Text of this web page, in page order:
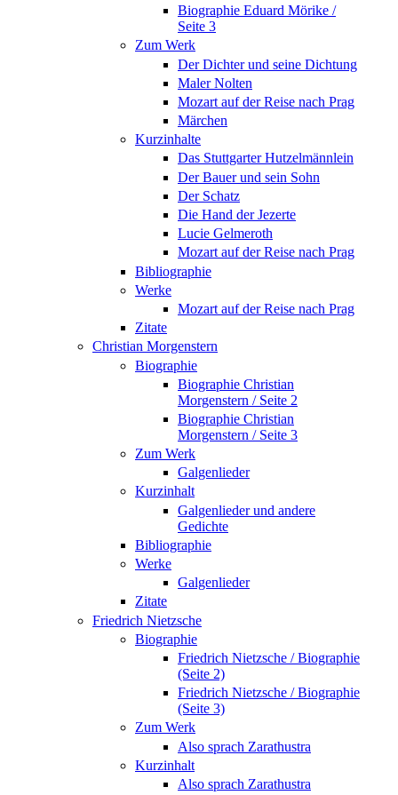
Biographie Eduard Mörike /
Seite 3
Zum Werk
Der Dichter und seine Dichtung
Maler Nolten
Mozart auf der Reise nach Prag
Märchen
Kurzinhalte
Das Stuttgarter Hutzelmännlein
Der Bauer und sein Sohn
Der Schatz
Die Hand der Jezerte
Lucie Gelmeroth
Mozart auf der Reise nach Prag
Bibliographie
Werke
Mozart auf der Reise nach Prag
Zitate
Christian Morgenstern
Biographie
Biographie Christian
Morgenstern / Seite 2
Biographie Christian
Morgenstern / Seite 3
Zum Werk
Galgenlieder
Kurzinhalt
Galgenlieder und andere
Gedichte
Bibliographie
Werke
Galgenlieder
Zitate
Friedrich Nietzsche
Biographie
Friedrich Nietzsche / Biographie
(Seite 2)
Friedrich Nietzsche / Biographie
(Seite 3)
Zum Werk
Also sprach Zarathustra
Kurzinhalt
Also sprach Zarathustra